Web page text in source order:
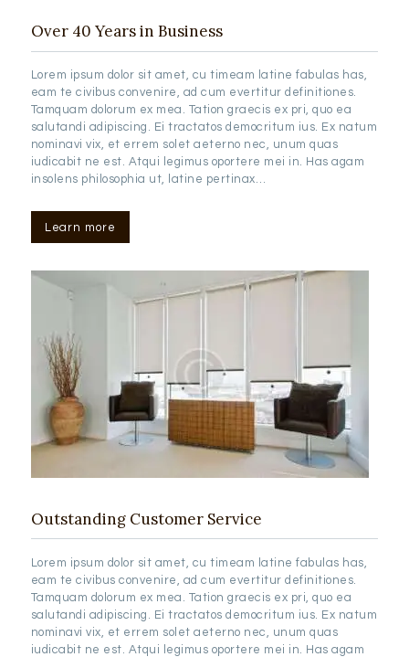
Over 40 Years in Business
Lorem ipsum dolor sit amet, cu timeam latine fabulas has,
eam te civibus convenire, ad cum evertitur definitiones.
Tamquam dolorum ex mea. Tation graecis ex pri, quo ea
salutandi adipiscing. Ei tractatos democritum ius. Ex natum
nominavi vix, et errem solet aeterno nec, unum quas
iudicabit ne est. Atqui legimus oportere mei in. Has agam
insolens philosophia ut, latine pertinax…
Learn more
Outstanding Customer Service
Lorem ipsum dolor sit amet, cu timeam latine fabulas has,
eam te civibus convenire, ad cum evertitur definitiones.
Tamquam dolorum ex mea. Tation graecis ex pri, quo ea
salutandi adipiscing. Ei tractatos democritum ius. Ex natum
nominavi vix, et errem solet aeterno nec, unum quas
iudicabit ne est. Atqui legimus oportere mei in. Has agam